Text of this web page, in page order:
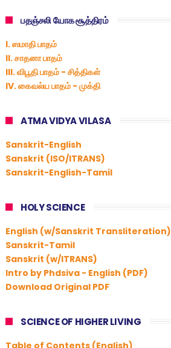
பதஞ்சலி யோக சூத்திரம்
I. ஸமாதி பாதம்
II. சாதனா பாதம்
III. விபூதி பாதம் - சித்திகள்
IV. கைவல்ய பாதம் - முக்தி
ATMA VIDYA VILASA
Sanskrit-English
Sanskrit (ISO/ITRANS)
Sanskrit-English-Tamil
HOLY SCIENCE
English (w/Sanskrit Transliteration)
Sanskrit-Tamil
Sanskrit (w/ITRANS)
Intro by Phdsiva - English (PDF)
Download Original PDF
SCIENCE OF HIGHER LIVING
Table of Contents (English)